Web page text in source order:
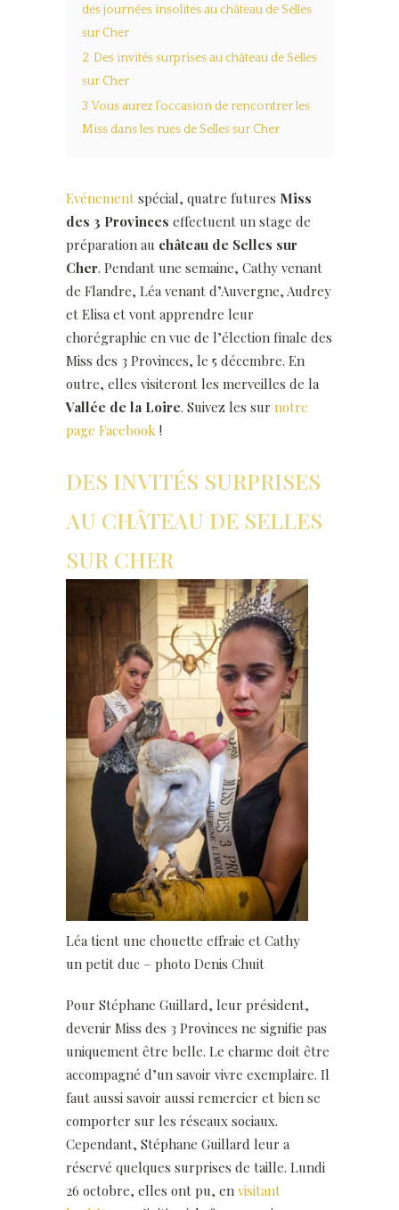
des journées insolites au château de Selles
sur Cher
2 Des invités surprises au château de Selles
sur Cher
3 Vous aurez l’occasion de rencontrer les
Miss dans les rues de Selles sur Cher
Evénement spécial, quatre futures Miss
des 3 Provinces effectuent un stage de
préparation au château de Selles sur
Cher. Pendant une semaine, Cathy venant
de Flandre, Léa venant d’Auvergne, Audrey
et Elisa et vont apprendre leur
chorégraphie en vue de l’élection finale des
Miss des 3 Provinces, le 5 décembre. En
outre, elles visiteront les merveilles de la
Vallée de la Loire. Suivez les sur notre
page Facebook !
DES INVITÉS SURPRISES
AU CHÂTEAU DE SELLES
SUR CHER
Léa tient une chouette effraie et Cathy
un petit duc – photo Denis Chuit
Pour Stéphane Guillard, leur président,
devenir Miss des 3 Provinces ne signifie pas
uniquement être belle. Le charme doit être
accompagné d’un savoir vivre exemplaire. Il
faut aussi savoir aussi remercier et bien se
comporter sur les réseaux sociaux.
Cependant, Stéphane Guillard leur a
réservé quelques surprises de taille. Lundi
26 octobre, elles ont pu, en visitant